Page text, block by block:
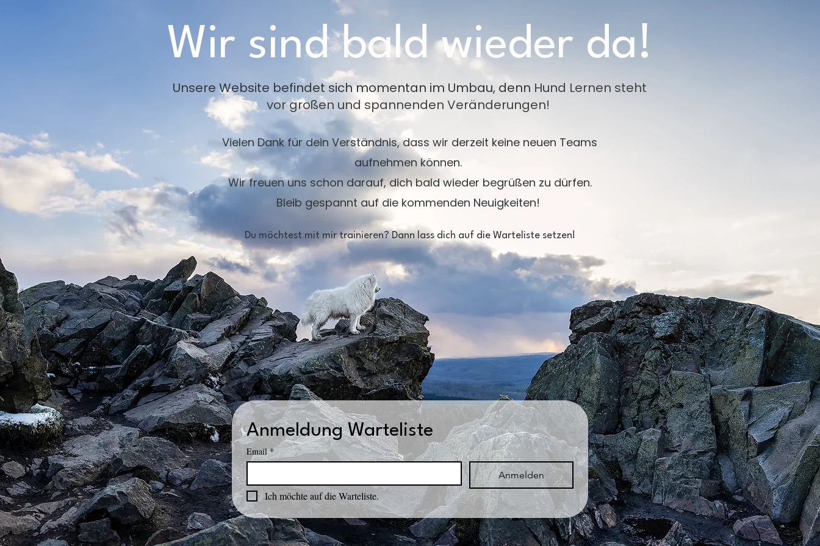
Wir sind bald wieder da!
Unsere Website befindet sich momentan im Umbau, denn Hund Lernen steht
vor großen und spannenden Veränderungen!
Vielen Dank für dein Verständnis, dass wir derzeit keine neuen Teams
aufnehmen können.
Wir freuen uns schon darauf, dich bald wieder begrüßen zu dürfen.
Bleib gespannt auf die kommenden Neuigkeiten!
Du möchtest mit mir trainieren? Dann lass dich auf die Warteliste setzen!
Anmeldung Warteliste
Email *
Anmelden
Ich möchte auf die Warteliste.